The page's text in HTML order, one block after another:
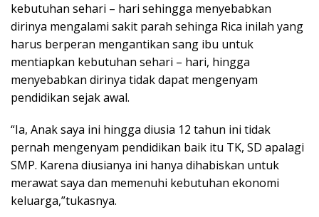
kebutuhan sehari – hari sehingga menyebabkan
dirinya mengalami sakit parah sehinga Rica inilah yang
harus berperan mengantikan sang ibu untuk
mentiapkan kebutuhan sehari – hari, hingga
menyebabkan dirinya tidak dapat mengenyam
pendidikan sejak awal.
“Ia, Anak saya ini hingga diusia 12 tahun ini tidak
pernah mengenyam pendidikan baik itu TK, SD apalagi
SMP. Karena diusianya ini hanya dihabiskan untuk
merawat saya dan memenuhi kebutuhan ekonomi
keluarga,”tukasnya.